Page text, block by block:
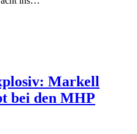
Markell
bei den MHP